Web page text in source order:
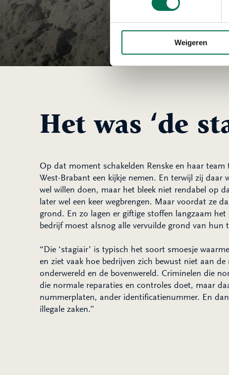
Weigeren
Het was ‘de
Op dat moment schakelden Renske en haar
West-Brabant een kijkje nemen. En terwijl zij
wel willen doen, maar het bleek niet rendabel op
later wel een keer wegbrengen. Maar voordat ze
grond. En zo lagen er giftige stoffen langzaam
bedrijf moest alsnog alle vervuilde grond van hun
“Die ‘stagiair’ is typisch het soort smoesje
en ziet vaak hoe bedrijven zich bewust niet aan
onderwereld en de bovenwereld. Criminelen die
die normale reparaties en controles doet, maar
nummerplaten, ander identificatienummer. En
illegale zaken.”